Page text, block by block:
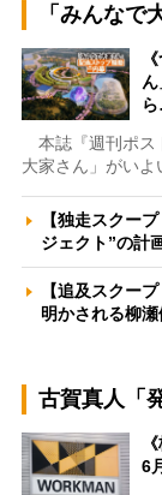
「みんなで
本誌『週刊ポス
大家さん」がいよ
【独走スクー
ジェクト”の計
【追及スクー
明かされる柳
古賀真人「
6